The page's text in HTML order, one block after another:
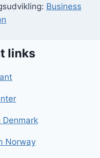
Business
links
Denmark
Norway